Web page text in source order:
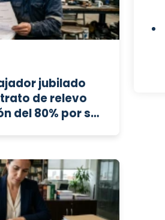
jubilado
de relevo
del 80% por ser